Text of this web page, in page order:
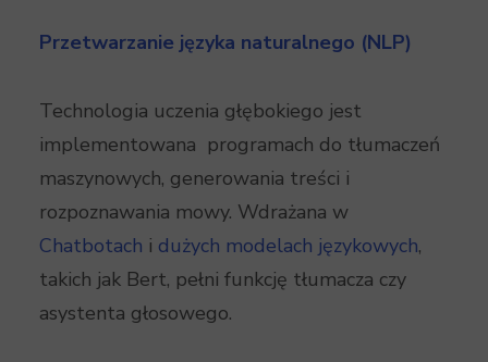
Przetwarzanie języka naturalnego (NLP)
Technologia uczenia głębokiego jest
implementowana programach do tłumaczeń
maszynowych, generowania treści i
rozpoznawania mowy. Wdrażana w
Chatbotach i dużych modelach językowych,
takich jak Bert, pełni funkcję tłumacza czy
asystenta głosowego.